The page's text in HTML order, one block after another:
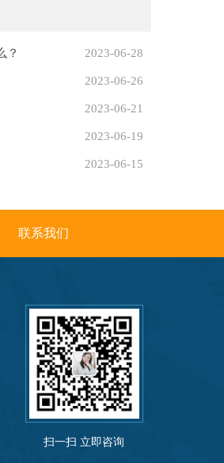
2023-06-28
？
2023-06-26
2023-06-21
2023-06-19
2023-06-15
联系我们
扫一扫 立即咨询